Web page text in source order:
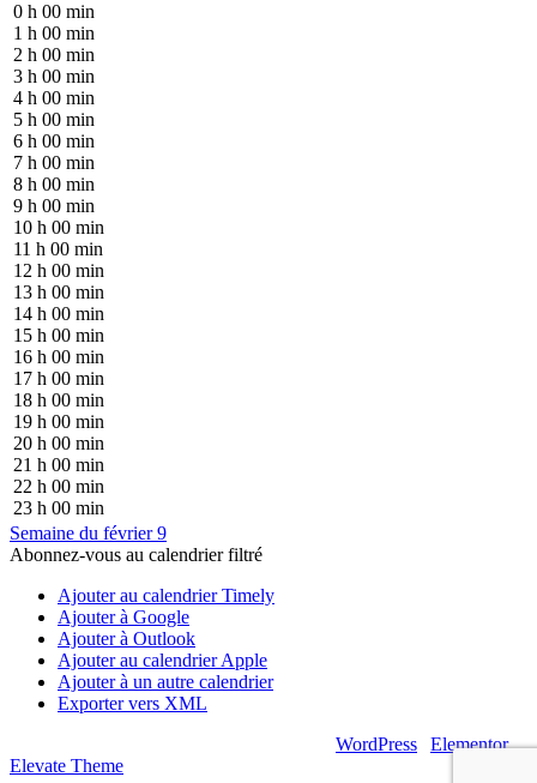
0 h 00 min
1 h 00 min
2 h 00 min
3 h 00 min
4 h 00 min
5 h 00 min
6 h 00 min
7 h 00 min
8 h 00 min
9 h 00 min
10 h 00 min
11 h 00 min
12 h 00 min
13 h 00 min
14 h 00 min
15 h 00 min
16 h 00 min
17 h 00 min
18 h 00 min
19 h 00 min
20 h 00 min
21 h 00 min
22 h 00 min
23 h 00 min
Semaine du février 9
Abonnez-vous au calendrier filtré
Ajouter au calendrier Timely
Ajouter à Google
Ajouter à Outlook
Ajouter au calendrier Apple
Ajouter à un autre calendrier
Exporter vers XML
WordPress Elementor|
Elevate Theme